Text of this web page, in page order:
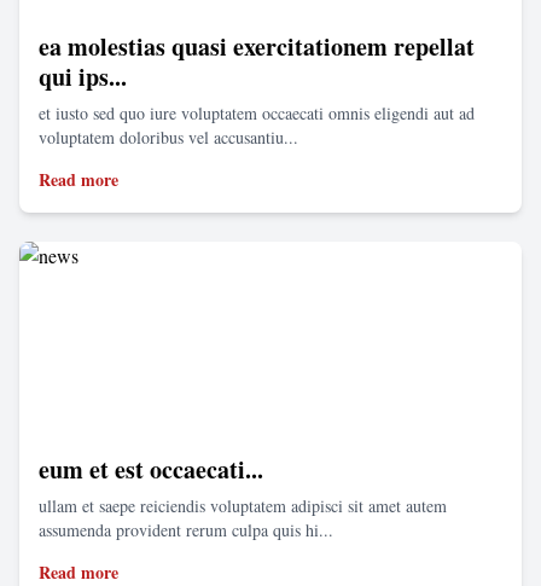
ea molestias quasi exercitationem repellat
qui ips...
et iusto sed quo iure voluptatem occaecati omnis eligendi aut ad
voluptatem doloribus vel accusantiu...
Read more
eum et est occaecati...
ullam et saepe reiciendis voluptatem adipisci sit amet autem
assumenda provident rerum culpa quis hi...
Read more